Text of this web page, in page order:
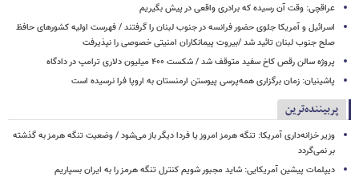
عراقچی: وقت آن رسیده که برادری واقعی در پیش بگیریم
اسرائیل و آمریکا جلوی حضور فرانسه در جنوب لبنان را گرفتند / فهرست اولیه کشورهای حافظ
صلح جنوب لبنان تائید شد /بیروت پیمانکاران امنیتی خصوصی را نپذیرفت
پروژه سالن رقص کاخ سفید متوقف شد / شکست ۴۰۰ میلیون دلاری ترامپ در دادگاه
پاشینیان: زمان برگزاری همه‌پرسی پیوستن ارمنستان به اروپا فرا نرسیده است
پربیننده‌ترین
وزیر خزانه‌داری آمریکا: تنگه هرمز امروز یا فردا دیگر باز می‌شود / وضعیت تنگه هرمز به گذشته
بر نمی‌گردد
دیپلمات پیشین آمریکایی: شاید مجبور شویم کنترل تنگه هرمز را به ایران بسپاریم